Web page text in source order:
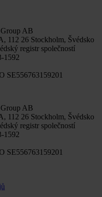
AB
112 26 Stockholm, Švédsko
registr společností
1592
SE556763159201
AB
112 26 Stockholm, Švédsko
registr společností
1592
SE556763159201